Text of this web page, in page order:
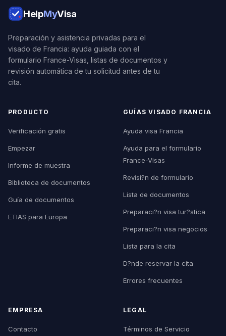
HelpMyVisa
Preparación y asistencia privadas para el
visado de Francia: ayuda guiada con el
formulario France-Visas, listas de documentos y
revisión automática de tu solicitud antes de tu
cita.
PRODUCTO
Verificación gratis
Empezar
Informe de muestra
Biblioteca de documentos
Guía de documentos
ETIAS para Europa
GUÍAS VISADO FRANCIA
Ayuda visa Francia
Ayuda para el formulario
France-Visas
Revisi?n de formulario
Lista de documentos
Preparaci?n visa tur?stica
Preparaci?n visa negocios
Lista para la cita
D?nde reservar la cita
Errores frecuentes
EMPRESA
Contacto
LEGAL
Términos de Servicio